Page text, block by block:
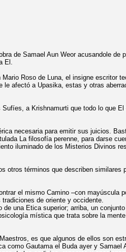
de Samael Aun Weor acusandole de
El.
Roso de Luna, el insigne escritor
le afectó a Upasika, estas y otras
a Krishnamurti que todo lo que
necesaria para emitir sus juicios.
La filosofía perenne, para darse
iluminado de los Misterios Divinos
otros términos que describen similares
el mismo Camino –con mayúscula
de oriente y occidente.
una Etica superior; arriba, un
mística que trata sobre la
es que algunos de ellos son
como Gautama el Buda ayer y Samael